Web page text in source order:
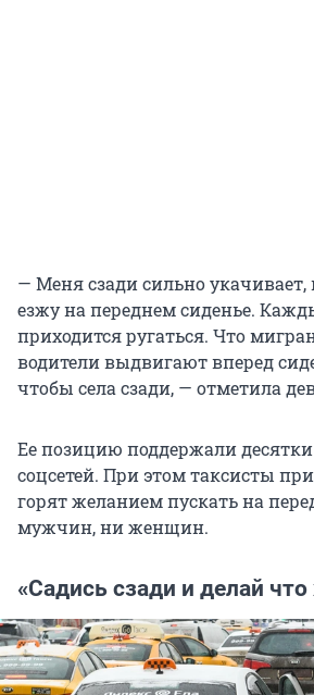
— Меня сзади сильно укачивает,
езжу на переднем сиденье.
приходится ругаться. Что
водители выдвигают вперед
чтобы села сзади, — отметила
Ее позицию поддержали десятки
соцсетей. При этом таксисты
горят желанием пускать на
мужчин, ни женщин.
«Садись сзади и делай